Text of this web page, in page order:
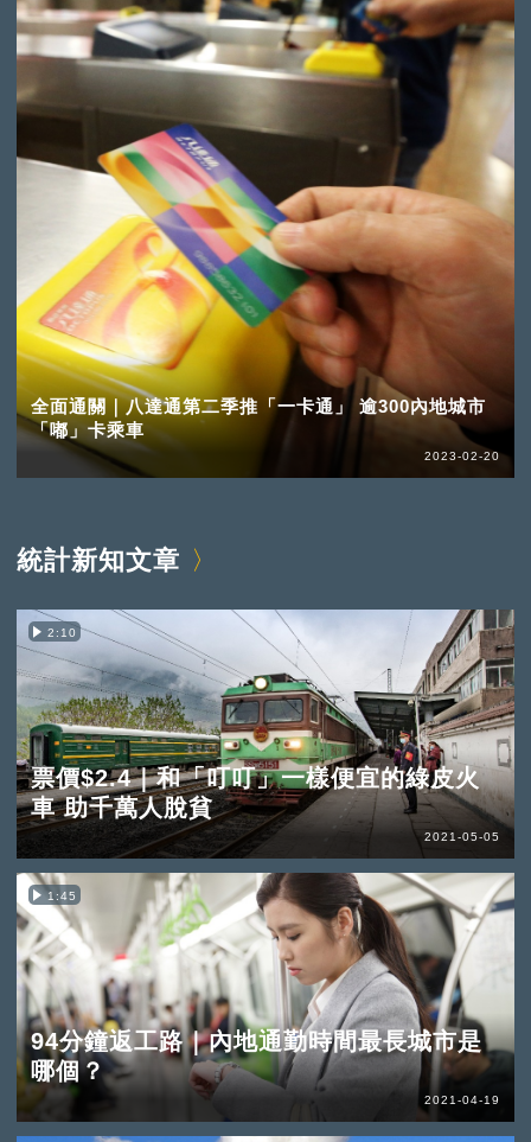
全面通關｜八達通第二季推「一卡通」 逾300內地城市
「嘟」卡乘車
2023-02-20
統計新知文章
2:10
票價$2.4｜和「叮叮」一樣便宜的綠皮火
車 助千萬人脫貧
2021-05-05
1:45
94分鐘返工路｜內地通勤時間最長城市是
哪個？
2021-04-19